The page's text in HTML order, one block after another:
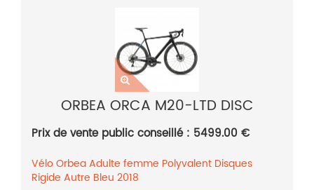
ORBEA ORCA M20-LTD DISC
Prix de vente public conseillé : 5499.00 €
VéloOrbeaAdulte femme Polyvalent Disques
Rigide Autre Bleu 2018